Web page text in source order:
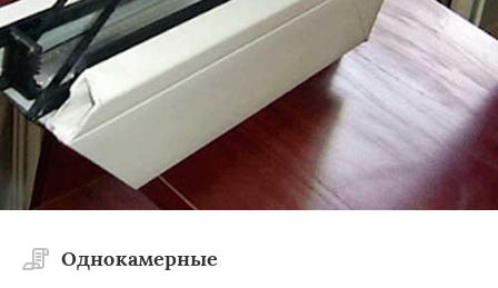
Однокамерные